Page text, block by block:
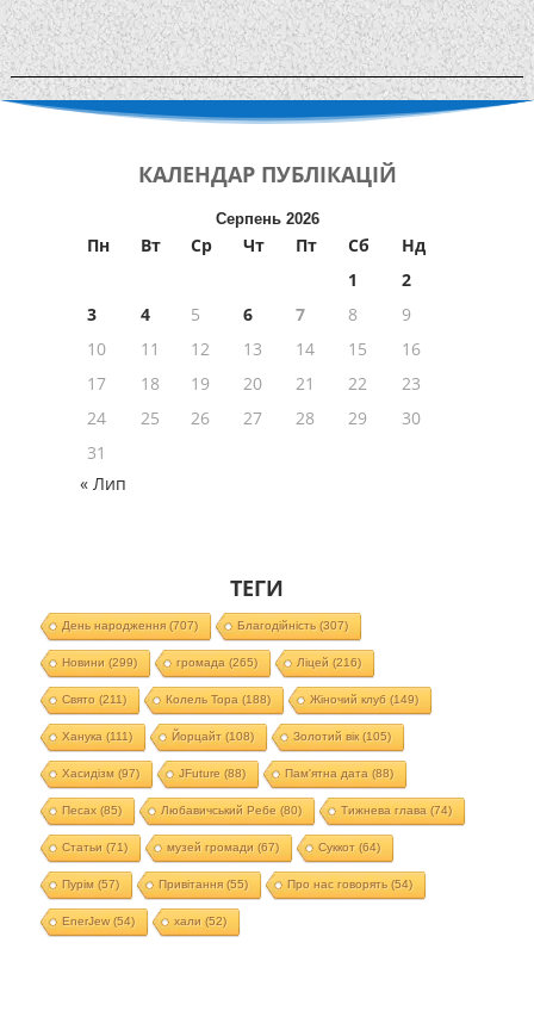
КАЛЕНДАР ПУБЛІКАЦІЙ
Серпень 2026
Пн Вт Ср Чт Пт Сб
Нд
1
2
3
4 5 6 7 8
9
10
11 12 13 14 15
16
17
18 19 20 21 22
23
24
25 26 27 28 29
30
31
« Лип
ТЕГИ
День народження(707) Благодійність (307)
Новини (299) громада (265) Ліцей (216)
Свято (211) Колель Тора (188) Жіночий клуб (149)
Ханука (111) Йорцайт (108) Золотий вік(105)
Хасидізм (97) JFuture (88) Пам'ятна дата (88)
Песах(85) Любавичський Ребе (80) Тижнева глава (74)
Статьи (71) музей громади (67) Суккот (64)
Пурім (57) Привітання(55) Про нас говорять (54)
EnerJew(54) хали (52)